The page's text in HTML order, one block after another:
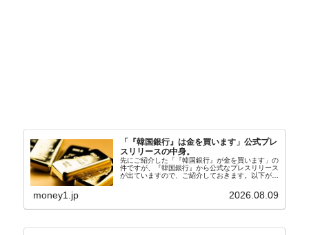
「『韓国銀行』は金を買います」公式プレ
スリリースの中身。
先にご紹介した「『韓国銀行』が金を買います」の
件ですが、『韓国銀行』から公式なプレスリリース
が出ていますので、ご紹介しておきます。以下が全
れ協力体制を構築□『韓国銀行』は、国内生産金の
money1.jp 2026.08.09